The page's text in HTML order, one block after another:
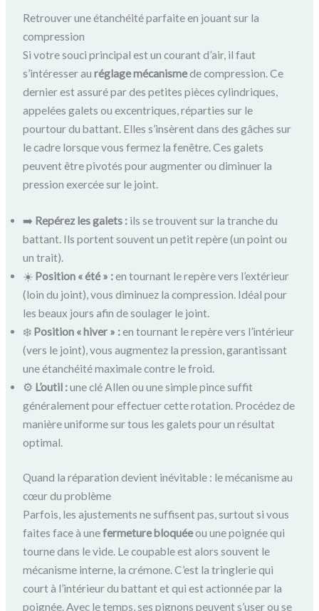
Retrouver une étanchéité parfaite en jouant sur la
compression
Si votre souci principal est un courant d’air, il faut
s’intéresser auréglage mécanismede compression. Ce
dernier est assuré par des petites pièces cylindriques,
appelées galets ou excentriques, réparties sur le
pourtour du battant. Elles s’insèrent dans des gâches sur
le cadre lorsque vous fermez la fenêtre. Ces galets
peuvent être pivotés pour augmenter ou diminuer la
pression exercée sur le joint.
➡️ Repérez les galets : ils se trouvent sur la tranche du
battant. Ils portent souvent un petit repère (un point ou
un trait).
☀️ Position « été » :en tournant le repère vers l’extérieur
(loin du joint), vous diminuez la compression. Idéal pour
les beaux jours afin de soulager le joint.
❄️ Position « hiver » :en tournant le repère vers l’intérieur
(vers le joint), vous augmentez la pression, garantissant
une étanchéité maximale contre le froid.
⚙️ L’outil :une clé Allen ou une simple pince suffit
généralement pour effectuer cette rotation. Procédez de
manière uniforme sur tous les galets pour un résultat
optimal.
Quand la réparation devient inévitable : le mécanisme au
cœur du problème
Parfois, les ajustements ne suffisent pas, surtout si vous
faites face à unefermeture bloquéeou une poignée qui
tourne dans le vide. Le coupable est alors souvent le
mécanisme interne, la crémone. C’est la tringlerie qui
court à l’intérieur du battant et qui est actionnée par la
poignée. Avec le temps, ses pignons peuvent s’user ou se